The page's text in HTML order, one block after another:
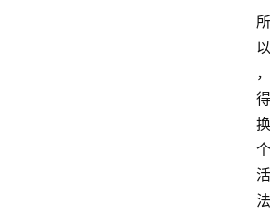
所
以
，
得
换
个
活
法